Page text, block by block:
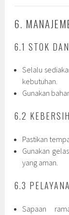
6.
6.1 STOK
Selalu
kebutuhan.
Gunakan
6.2
Pastikan
Gunakan
yang aman.
6.3
Sapaan